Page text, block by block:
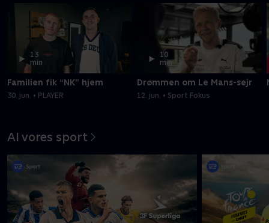
13
min
Familien fik “NK” hjem
30. jun. • PLAYER
10
min
Drømmen om Le Mans-sejr
12. jun. • Sport Fokus
Al vores sport